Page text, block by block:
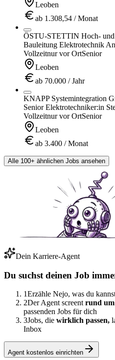
Leoben
ab 1.308,54 / Monat
ÖSTU-STETTIN Hoch-
Bauleitung Elektrotechnik
Vollzeitnur vor OrtSenior
Leoben
ab 70.000 / Jahr
KNAPP Systemintegration
Senior Elektrotechniker:in
Vollzeitnur vor OrtSenior
Leoben
ab 3.400 / Monat
Alle 100+ ähnlichen Jobs ansehen
Dein Karriere-Agent
Du suchst deinen Job
1Erzähle Nejo, was du
2Der Agent screent rund
passenden Jobs für dich
3Jobs, die wirklich passen,
Inbox
Agent kostenlos einrichten